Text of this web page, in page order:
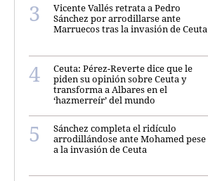
Vicente Vallés retrata a Pedro
Sánchez por arrodillarse ante
Marruecos tras la invasión de Ceuta
Ceuta: Pérez-Reverte dice que le
piden su opinión sobre Ceuta y
transforma a Albares en el
‘hazmerreír’ del mundo
Sánchez completa el ridículo
arrodillándose ante Mohamed pese
a la invasión de Ceuta